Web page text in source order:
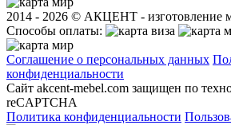
2014 - 2026 © АКЦЕНТ - изготовление
Способы оплаты:
Соглашение о персональных данных
конфиденциальности
Сайт akcent-mebel.com защищен по
reCAPTCHA
Политика конфиденциальности